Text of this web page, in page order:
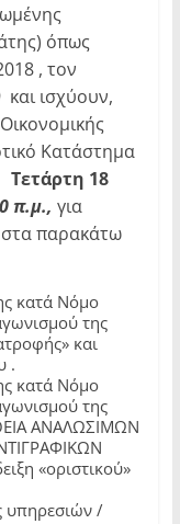
όπως
, τον
ισχύουν,
Κατάστημα
Τετάρτη 18
π.μ., για
παρακάτω
κατά Νόμο
της
και
.
κατά Νόμο
της
ΑΝΑΛΩΣΙΜΩΝ
«οριστικού»
υπηρεσιών /